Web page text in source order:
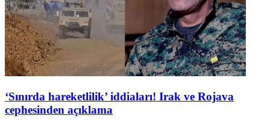
‘Sınırda hareketlilik’ iddiaları! Irak ve Rojava
cephesinden açıklama